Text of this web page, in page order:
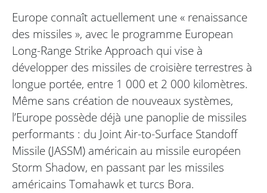
Europe connaît actuellement une « renaissance
des missiles », avec le programme European
Long-Range Strike Approach qui vise à
développer des missiles de croisière terrestres à
longue portée, entre 1 000 et 2 000 kilomètres.
Même sans création de nouveaux systèmes,
l’Europe possède déjà une panoplie de missiles
performants : du Joint Air-to-Surface Standoff
Missile (JASSM) américain au missile européen
Storm Shadow, en passant par les missiles
américains Tomahawk et turcs Bora.